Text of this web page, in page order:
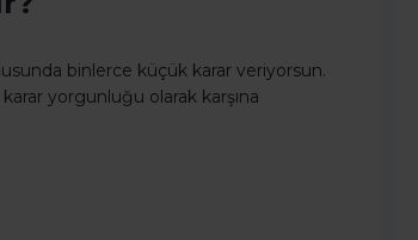
binlerce küçük karar veriyorsun.
yorgunluğu olarak karşına